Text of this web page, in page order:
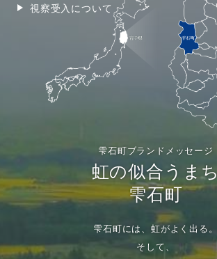
視察受入について
雫石町ブランドメッセージ
虹の似合うまち
雫石町
雫石町には、虹がよく出る。
そして、